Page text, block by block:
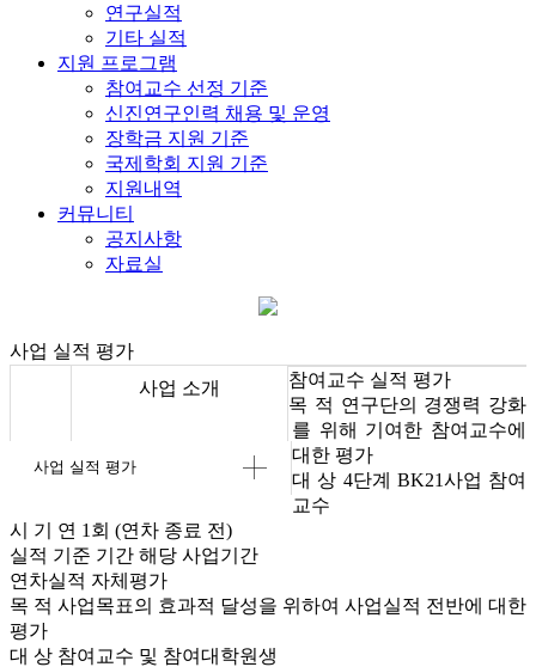
연구실적
기타 실적
지원 프로그램
참여교수 선정 기준
신진연구인력 채용 및 운영
장학금 지원 기준
국제학회 지원 기준
지원내역
커뮤니티
공지사항
자료실
사업 실적 평가
사업 소개
사업 실적 평가
참여교수 실적 평가
목 적 연구단의 경쟁력 강화
를 위해 기여한 참여교수에
대한 평가
대 상 4단계 BK21사업 참여
교수
시 기
연 1회 (연차 종료 전)
실적 기준 기간 해당 사업기간
연차실적 자체평가
목 적 사업목표의 효과적 달성을 위하여 사업실적 전반에 대한
평가
대 상 참여교수 및 참여대학원생